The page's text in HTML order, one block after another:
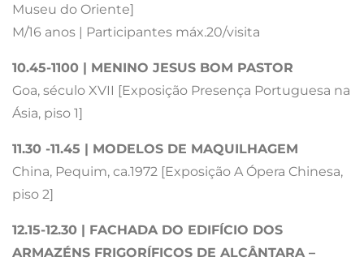
Museu do Oriente]
M/16 anos | Participantes máx.20/visita
10.45-1100 | MENINO JESUS BOM PASTOR
Goa, século XVII [Exposição Presença Portuguesa na
Ásia, piso 1]
11.30 -11.45 | MODELOS DE MAQUILHAGEM
China, Pequim, ca.1972 [Exposição A Ópera Chinesa,
piso 2]
12.15-12.30 | FACHADA DO EDIFÍCIO DOS
ARMAZÉNS FRIGORÍFICOS DE ALCÂNTARA –